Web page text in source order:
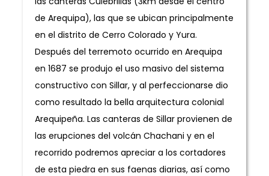
de Arequipa), las que se ubican principalmente
en el distrito de Cerro Colorado y Yura.
Después del terremoto ocurrido en Arequipa
en 1687 se produjo el uso masivo del sistema
constructivo con Sillar, y al perfeccionarse dio
como resultado la bella arquitectura colonial
Arequipeña. Las canteras de Sillar provienen de
las erupciones del volcán Chachani y en el
recorrido podremos apreciar a los cortadores
de esta piedra en sus faenas diarias, así como